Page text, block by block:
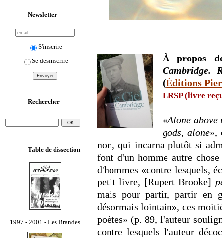
Newsletter
S'inscrire
Se désinscrire
Rechercher
Table de dissection
1997 - 2001 - Les Brandes
À propos
Cambridge.
(Éditions
LRSP (livre
«Alone above
gods, alone»,
non, qui incarna plutôt si
font d'un homme autre
d'hommes «contre lesquels,
petit livre, [Rupert Brooke]
mais pour partir, partir en
désormais lointain», ces
poètes» (p. 89, l'auteur
contre lesquels l'auteur